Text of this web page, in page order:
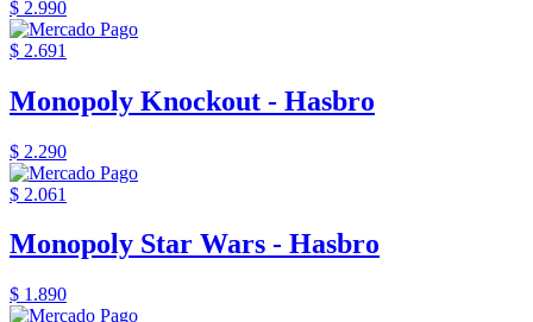
$ 2.990
$ 2.691
Monopoly Knockout - Hasbro
$ 2.290
$ 2.061
Monopoly Star Wars - Hasbro
$ 1.890